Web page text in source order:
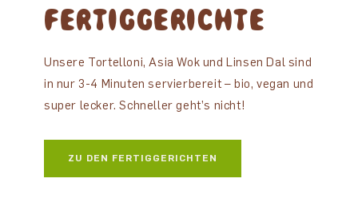
FERTIGGERICHTE
Unsere Tortelloni, Asia Wok und Linsen Dal sind
in nur 3-4 Minuten servierbereit – bio, vegan und
super lecker. Schneller geht’s nicht!
ZU DEN FERTIGGERICHTEN